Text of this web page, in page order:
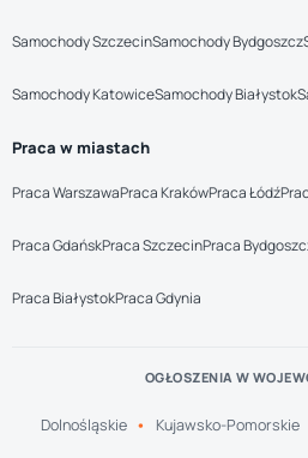
Samochody SzczecinSamochody Bydgoszcz
Samochody KatowiceSamochody Białystok
Praca w miastach
Praca WarszawaPraca KrakówPraca Łódź
Praca GdańskPraca SzczecinPraca
Praca BiałystokPraca Gdynia
OGŁOSZENIA W
Dolnośląskie Kujawsko-Pomorskie